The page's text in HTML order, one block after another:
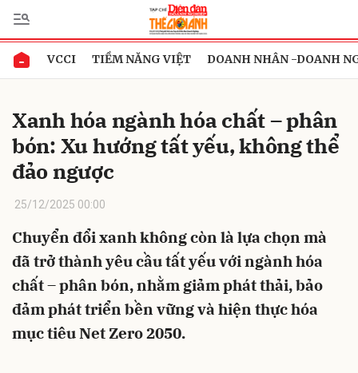
VCCI TIỀM NĂNG VIỆT DOANH NHÂN -DOANH
Xanh hóa ngành hóa chất – phân
bón: Xu hướng tất yếu, không thể
đảo ngược
25/12/2025 00:00
Chuyển đổi xanh không còn là lựa chọn mà
đã trở thành yêu cầu tất yếu với ngành hóa
chất – phân bón, nhằm giảm phát thải, bảo
đảm phát triển bền vững và hiện thực hóa
mục tiêu Net Zero 2050.
Gửi bình luận
Hủy Gửi